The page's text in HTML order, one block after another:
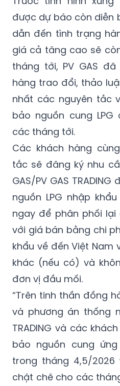
được dự báo còn diễn
dẫn đến tình trạng
giá cả tăng cao sẽ
tháng tới, PV GAS
hàng trao đổi, thảo
nhất các nguyên tắc
bảo nguồn cung
các tháng tới.
Các khách hàng
tắc sẽ đăng ký nhu
GAS/PV GAS
nguồn LPG nhập
ngay để phân phối
với giá bán bằng chi
khẩu về đến Việt
khác (nếu có) và
đơn vị đầu mối.
“Trên tinh thần đồng
và phương án thống
TRADING và các
bảo nguồn cung
trong tháng 4,5/
chặt chẽ cho các